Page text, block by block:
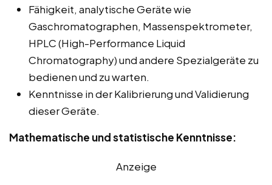
Fähigkeit, analytische Geräte wie
Gaschromatographen, Massenspektrometer,
HPLC (High-Performance Liquid
Chromatography) und andere Spezialgeräte zu
bedienen und zu warten.
Kenntnisse in der Kalibrierung und Validierung
dieser Geräte.
Mathematische und statistische Kenntnisse:
Anzeige